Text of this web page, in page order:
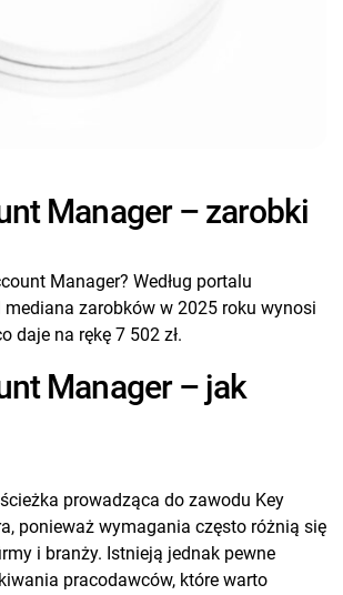
Manager – zarobki
Manager? Według portalu
zarobków w 2025 roku wynosi
daje na rękę 7 502 zł.
Manager – jak
prowadząca do zawodu Key
ponieważ wymagania często różnią się
i branży. Istnieją jednak pewne
pracodawców, które warto